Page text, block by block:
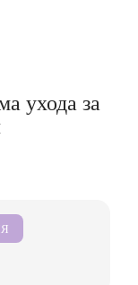
ухода за